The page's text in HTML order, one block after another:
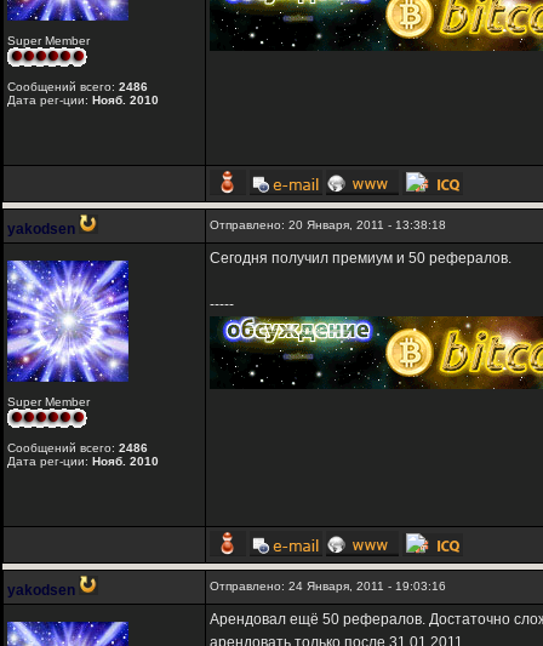
Super Member
Сообщений всего: 2486
Дата рег-ции: Нояб. 2010
yakodsen Отправлено: 20 Января, 2011 - 13:38:18
Super Member
Сообщений всего: 2486
Дата рег-ции: Нояб. 2010
Сегодня получил премиум и 50 рефералов.
-----
yakodsen Отправлено: 24 Января, 2011 - 19:03:16
Арендовал ещё 50 рефералов. Достаточно
арендовать только после 31.01.2011